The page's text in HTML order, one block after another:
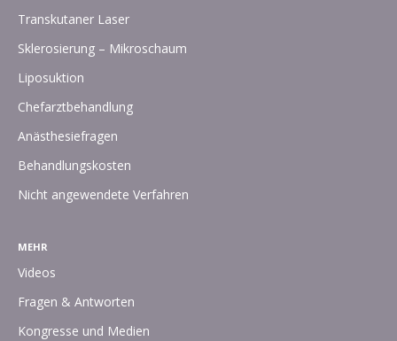
Transkutaner Laser
Sklerosierung – Mikroschaum
Liposuktion
Chefarztbehandlung
Anästhesiefragen
Behandlungskosten
Nicht angewendete Verfahren
MEHR
Videos
Fragen & Antworten
Kongresse und Medien